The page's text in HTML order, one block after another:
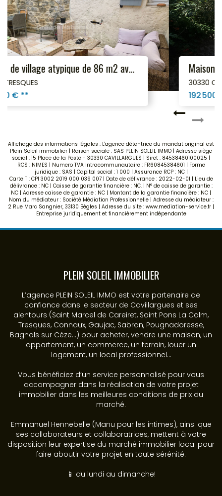
30330 CAVILLARGUES
192 500 €
Affichage des informations légales : L'agence détentrice du mandat original est
Plein Soleil immobilier | Raison sociale : SAS PLEIN SOLEIL IMMO | Adresse siège
social : 15 Place de la Poste - 30330 CAVILLARGUES | Siret : 84538460100025 |
RCS : NIMES | Numero TVA Intracommunautaire : FR60845384601 | Forme
juridique : SAS | Capital social : 1 000 | Assurance RCP : NC |
Carte T : CPI 3002 2019 000 039 007 | Date de délivrance : 2022-02-01 | Lieu de
délivrance : NC | Caisse de garantie financière : NC. | N° de caisse de garantie :
NC | Adresse caisse de garantie : NC | Montant de la garantie financière : NC |
Nom du médiateur : Société Médiation Professionnelle | Adresse du médiateur :
2 Rue Marc Sangnier, 33130 Bègles | Adresse du site : www.mediation-service.fr |
Entreprise juridiquement et financièrement indépendante
PLEIN SOLEIL IMMOBILIER
L’agence PLEIN SOLEIL IMMO est votre partenaire de
confiance dans le secteur de Cavillargues et ses
alentours (Saint Marcel de Careiret, Saint Pons La Calm,
Tresques, Connaux, Gaujac, Sabran, Pougnadoresse,
Bagnols sur Cèze...) pour acheter, vendre une maison, un
appartement, un commerce, un terrain, louer un
logement, un local professionnel...
Vous bénéficiez d’un service personnalisé pour vous
accompagner dans la réalisation de votre projet
immobilier dans les meilleures conditions de prix du
marché.
Emmanuel Hennebelle (Manu pour les intimes), ainsi que
ses collaborateurs et collaboratrices, mettent à votre
disposition leur expertise du marché immobilier local pour
faire aboutir votre projet en toute sérénité.
📱 du lundi au dimanche!